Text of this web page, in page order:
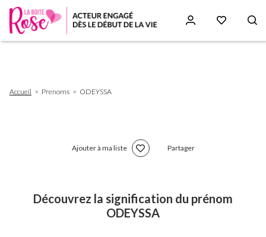
d'Ariane
Accueil Prenoms ODEYSSA
Ajouter à ma liste Partager
Découvrez la signification du prénom
ODEYSSA